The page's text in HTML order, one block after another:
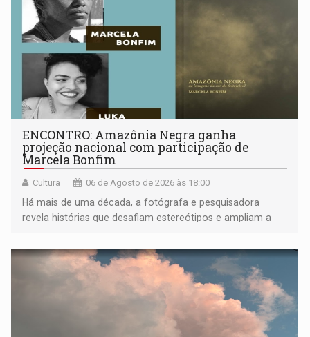
ENCONTRO: Amazônia Negra ganha
projeção nacional com participação de
Marcela Bonfim
Cultura 06 de Agosto de 2026 às 18:00
Há mais de uma década, a fotógrafa e pesquisadora
revela histórias que desafiam estereótipos e ampliam a
negras